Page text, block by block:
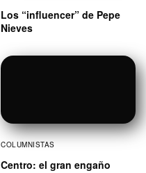
Los “influencer” de Pepe
Nieves
COLUMNISTAS
Centro: el gran engaño